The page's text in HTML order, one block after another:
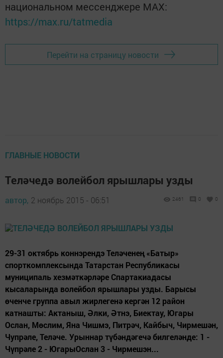
национальном мессенджере MАХ:
https://max.ru/tatmedia
Перейти на страницу новости
ГЛАВНЫЕ НОВОСТИ
Теләчедә волейбол ярышлары узды
автор, 2 ноябрь 2015 - 06:51 2461 0 0
29-31 октябрь коннэрендэ Теләченең «Батыр»
спорткомплексында Татарстан Республикасы
муниципаль хезмәткәрләре Спартакиадасы
кысаларында волейбол ярышлары узды. Барысы
өченче группа авыл жирлегенә кергән 12 район
катнашты: Актаныш, Әлки, Әтнэ, Биектау, Югары
Ослан, Мөслим, Яна Чишмэ, Питрәч, Кайбыч, Чирмешән,
Чупрәле, Теләче. Урыннар түбәндәгечә билгеләнде: 1 -
Чүпрәле 2 - ЮгарыОслан 3 - Чирмешэн...